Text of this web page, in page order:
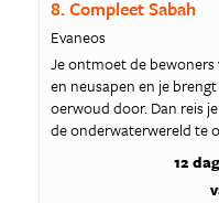
8. Compleet Sabah
Evaneos
Je ontmoet de bewoners
en neusapen en je
oerwoud door. Dan reis
de onderwaterwereld te
12